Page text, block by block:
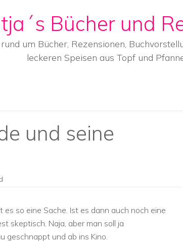
Bücher und
um Bücher, Rezensionen,
leckeren Speisen aus Topf und
und seine
so eine Sache. Ist es dann auch noch eine
skeptisch. Naja, aber man soll ja
geschnappt und ab ins Kino.